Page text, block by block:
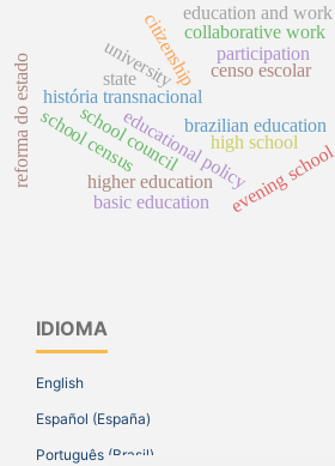
história transnacional
brazilian education
school council
citizenship participation
reforma do estado higher education
university
educational policyhigh school
evening school
school census
basic education
censo escolar
collaborative work
education and work
state
IDIOMA
English
Español (España)
Português (Brasil)